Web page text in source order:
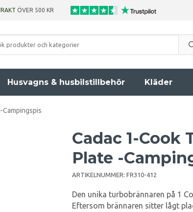
ÖVER 500 KR
Husvagns & husbilstillbehör Kläder
Cadac 1-Cook
Plate -
ARTIKELNUMMER: FR310-412
Den unika turbobrännaren på 1
Eftersom brännaren sitter lågt